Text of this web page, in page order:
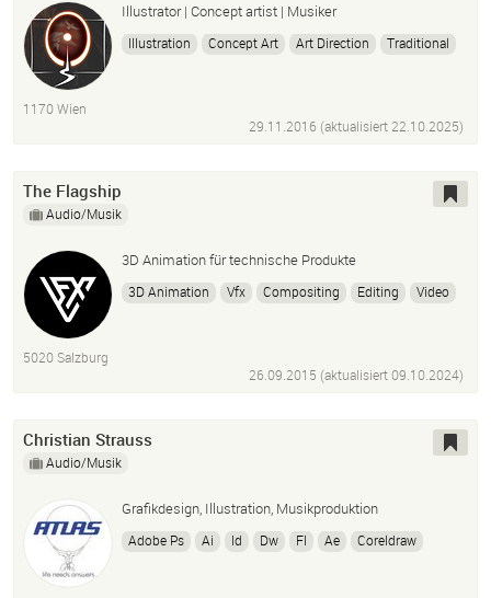
Illustrator | Concept artist | Musiker
Illustration Concept Art Art Direction
Traditional
1170 Wien
29.11.2016 (aktualisiert22.10.2025)
The Flagship
Audio/Musik
3D Animation für technische Produkte
3D Animation Vfx Compositing Editing Video
5020 Salzburg
26.09.2015 (aktualisiert09.10.2024)
Christian Strauss
Audio/Musik
Grafikdesign, Illustration, Musikproduktion
Adobe Ps Ai Id Dw Fl Ae
Coreldraw